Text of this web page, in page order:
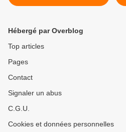
A PRIS LA PAROLE
Hébergé par Overblog
Top articles
Pages
Contact
Signaler un abus
C.G.U.
Cookies et données personnelles